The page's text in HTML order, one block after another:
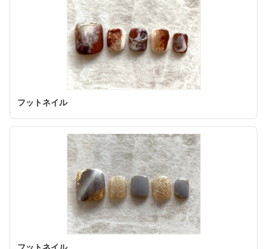
フットネイル
フットネイル